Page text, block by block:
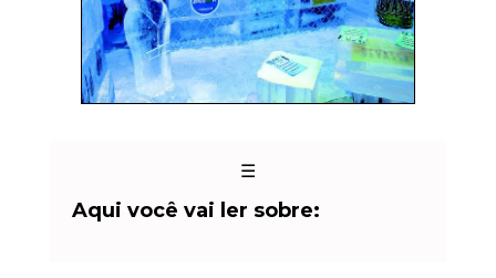
☰
Aqui você vai ler sobre: